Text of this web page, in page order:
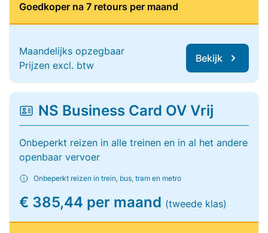
Goedkoper na 7 retours per maand
Maandelijks opzegbaar
Prijzen excl. btw
Bekijk
NS Business Card OV Vrij
Onbeperkt reizen in alle treinen en in al het andere
openbaar vervoer
Onbeperkt reizen in trein, bus, tram en metro
€ 385,44 per maand (tweede klas)